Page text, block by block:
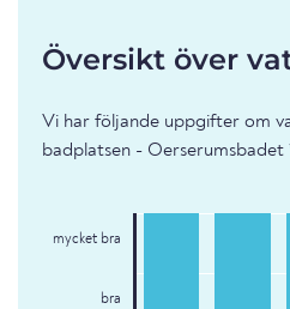
Översikt över
Vi har följande uppgifter om
badplatsen - Oerserumsbadet
mycket bra
bra